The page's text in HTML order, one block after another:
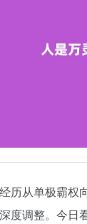
历从单极霸权
度调整。今日